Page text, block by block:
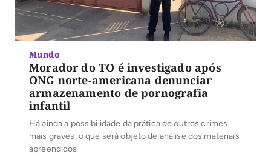
Mundo
Morador do TO é investigado após
ONG norte-americana denunciar
armazenamento de pornografia
infantil
Há ainda a possibilidade da prática de outros crimes
mais graves, o que será objeto de análise dos materiais
apreendidos